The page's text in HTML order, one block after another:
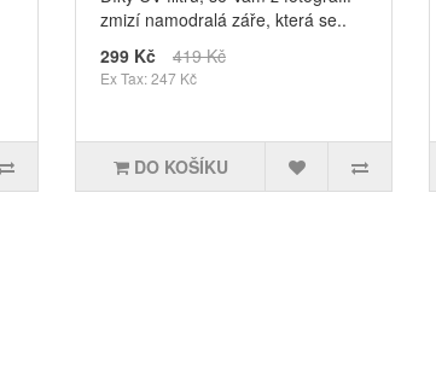
zmizí namodralá záře, která se..
299 Kč
419 Kč
Ex Tax: 247 Kč
DO KOŠÍKU